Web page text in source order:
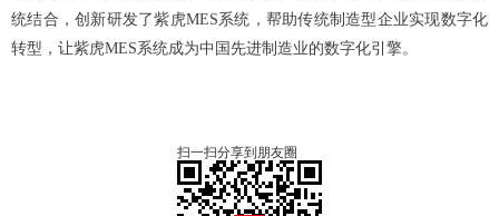
统结合，创新研发了紫虎MES系统，帮助传统制造型企业实现数字化
转型，让紫虎MES系统成为中国先进制造业的数字化引擎。
扫一扫分享到朋友圈